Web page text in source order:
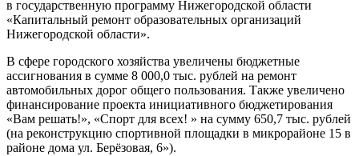
в государственную программу Нижегородской области
«Капитальный ремонт образовательных организаций
Нижегородской области».
В сфере городского хозяйства увеличены бюджетные
ассигнования в сумме 8 000,0 тыс. рублей на ремонт
автомобильных дорог общего пользования. Также увеличено
финансирование проекта инициативного бюджетирования
«Вам решать!», «Спорт для всех! » на сумму 650,7 тыс. рублей
(на реконструкцию спортивной площадки в микрорайоне 15 в
районе дома ул. Берёзовая, 6»).